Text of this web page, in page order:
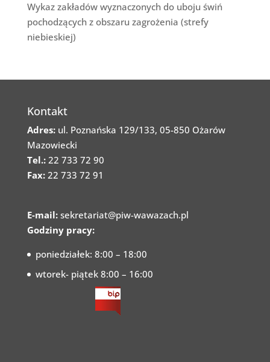
Wykaz zakładów wyznaczonych do uboju świń
pochodzących z obszaru zagrożenia (strefy
niebieskiej)
Kontakt
Adres:ul. Poznańska 129/133, 05-850 Ożarów
Mazowiecki
Tel.:22 733 72 90
Fax:22 733 72 91
E-mail: sekretariat@piw-wawazach.pl
Godziny pracy:
poniedziałek: 8:00 – 18:00
wtorek- piątek 8:00 – 16:00